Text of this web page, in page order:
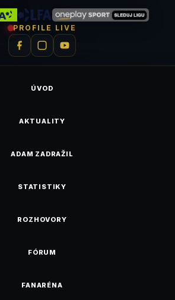
PROFILE LIVE
ÚVOD
AKTUALITY
ADAM ZADRAŽIL
STATISTIKY
ROZHOVORY
FÓRUM
FANARÉNA